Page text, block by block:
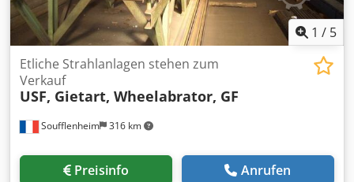
1 / 5
Soufflenheim 316 km
Etliche Strahlanlagen stehen zum
Verkauf
USF, Gietart, Wheelabrator, GF
Preisinfo Anrufen